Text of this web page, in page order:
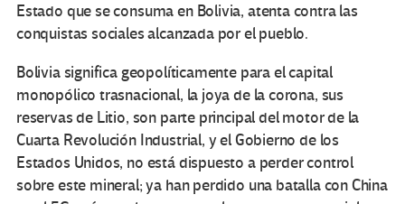
Estado que se consuma en Bolivia, atenta contra las
conquistas sociales alcanzada por el pueblo.
Bolivia significa geopolíticamente para el capital
monopólico trasnacional, la joya de la corona, sus
reservas de Litio, son parte principal del motor de la
Cuarta Revolución Industrial, y el Gobierno de los
Estados Unidos, no está dispuesto a perder control
sobre este mineral; ya han perdido una batalla con China